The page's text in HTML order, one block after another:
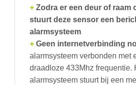
+ Zodra er een deur of raam
stuurt deze sensor een
alarmsysteem
+ Geen internetverbinding
alarmsysteem verbonden met
draadloze 433Mhz frequentie.
alarmsysteem stuurt bij een